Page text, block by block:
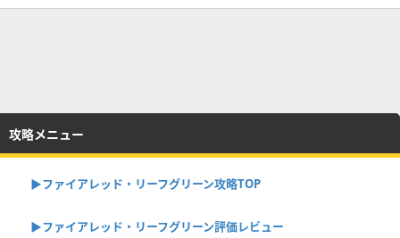
攻略メニュー
▶︎ファイアレッド・リーフグリーン攻略TOP
▶︎ファイアレッド・リーフグリーン評価レビュー